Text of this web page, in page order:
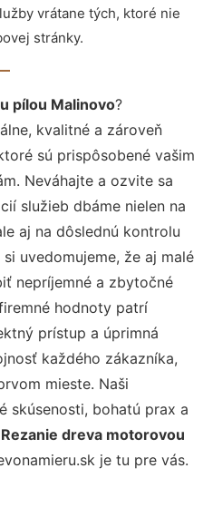
vrátane tých, ktoré nie
stránky.
pílou Malinovo?
kvalitné a zároveň
sú prispôsobené vašim
Neváhajte a ozvite sa
služieb dbáme nielen na
aj na dôslednú kontrolu
uvedomujeme, že aj malé
nepríjemné a zbytočné
hodnoty patrí
prístup a úprimná
každého zákazníka,
mieste. Naši
skúsenosti, bohatú prax a
Rezanie dreva motorovou
je tu pre vás.